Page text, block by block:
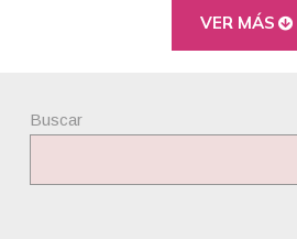
VER MÁS
Buscar